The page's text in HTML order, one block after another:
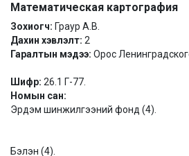
Математическая картография
Зохиогч: Граур А.В.
Дахин хэвлэлт: 2
Гаралтын мэдээ: Орос
Шифр: 26.1 Г-77.
Номын сан:
Эрдэм шинжилгээний фонд (4).
Бэлэн (4).